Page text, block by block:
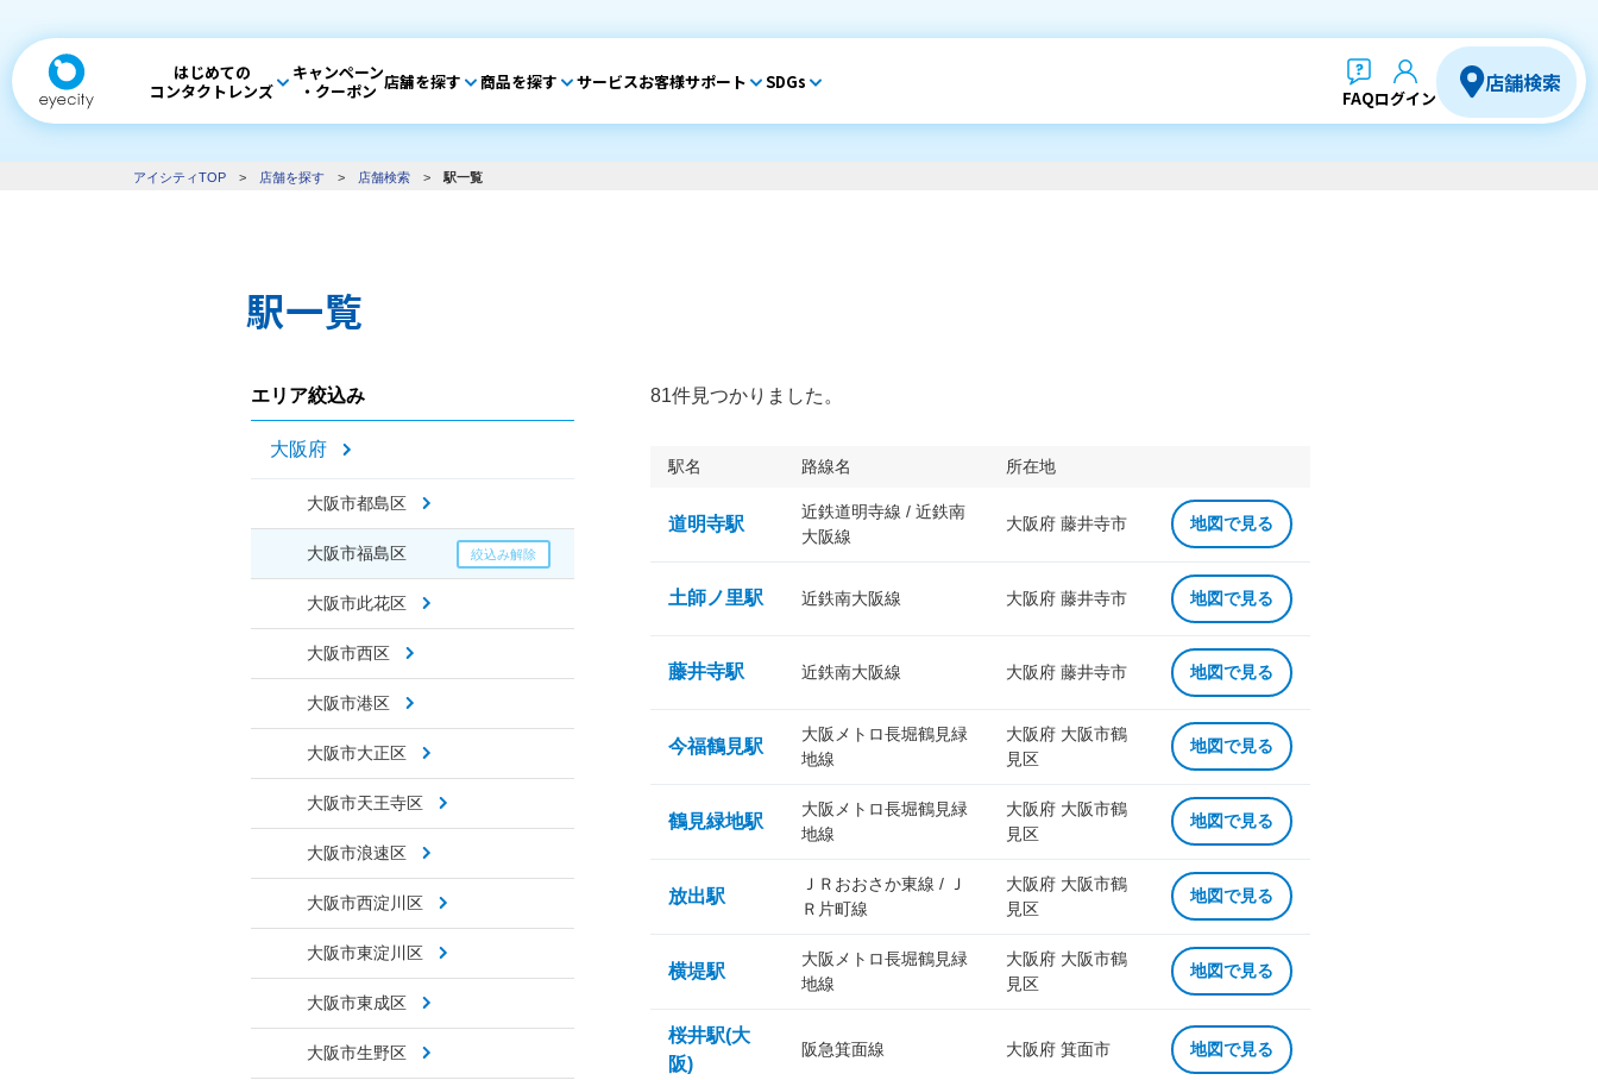
はじめての
コンタクトレンズ
キャンペーン
・クーポン 店舗を探す 商品を探す サービスお客様サポート SDGs
FAQログイン
店舗検索
アイシティTOP > 店舗を探す > 店舗検索 > 駅一覧
駅一覧
エリア絞込み
大阪府
大阪市都島区
大阪市福島区
大阪市此花区
大阪市西区
大阪市港区
大阪市大正区
大阪市天王寺区
大阪市浪速区
大阪市西淀川区
大阪市東淀川区
大阪市東成区
大阪市生野区
81件見つかりました。
駅名 路線名 所在地
道明寺駅
近鉄道明寺線 / 近鉄南
大阪線
大阪府 藤井寺市 地図で見る
土師ノ里駅 近鉄南大阪線 大阪府 藤井寺市 地図で見る
藤井寺駅 近鉄南大阪線 大阪府 藤井寺市 地図で見る
今福鶴見駅
大阪メトロ長堀鶴見緑
地線
大阪府 大阪市鶴
見区
地図で見る
鶴見緑地駅
大阪メトロ長堀鶴見緑
地線
大阪府 大阪市鶴
見区
地図で見る
放出駅
ＪＲおおさか東線 / Ｊ
Ｒ片町線
大阪府 大阪市鶴
見区
地図で見る
横堤駅
大阪メトロ長堀鶴見緑
地線
大阪府 大阪市鶴
見区
地図で見る
桜井駅(大
阪)
阪急箕面線 大阪府 箕面市 地図で見る